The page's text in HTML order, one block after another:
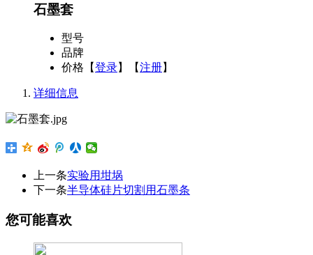
石墨套
型号
品牌
价格 【登录】【注册】
详细信息
上一条实验用坩埚
下一条半导体硅片切割用石墨条
您可能喜欢